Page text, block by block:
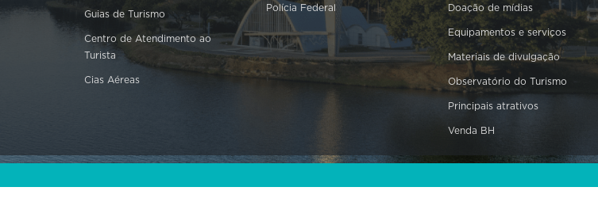
Guias de Turismo
Centro de Atendimento ao
Turista
Cias Aéreas
Polícia Federal Doação de mídias
Equipamentos e serviços
Materiais de divulgação
Observatório do Turismo
Principais atrativos
Venda BH